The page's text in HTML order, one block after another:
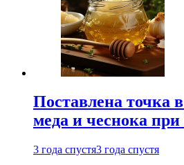
Поставлена точка
меда и чеснока
3 года спустя3 года спустя